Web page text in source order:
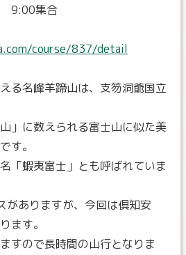
9:00集合
course/837/detail
る名峰羊蹄山は、支笏洞爺国立
」に数えられる富士山に似た美
す。
「蝦夷富士」とも呼ばれていま
がありますが、今回は倶知安
ます。
すので長時間の山行となりま